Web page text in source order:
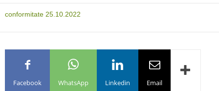
conformitate 25.10.2022
Facebook WhatsApp Linkedin Email